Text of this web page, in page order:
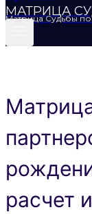
МАТРИЦА
Матрица Судьбы
расчет